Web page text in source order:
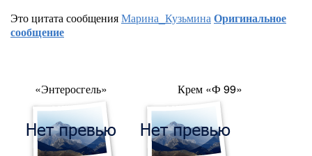
Это цитата сообщенияМарина_КузьминаОригинальное
сообщение
«Энтеросгель» Крем «Ф 99»